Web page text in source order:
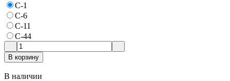
С-1
С-6
С-11
С-44
В корзину
В наличии